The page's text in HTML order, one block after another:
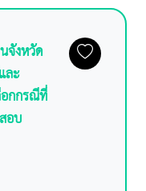
จังหวัด
ละ
กกรณีที่
อบ